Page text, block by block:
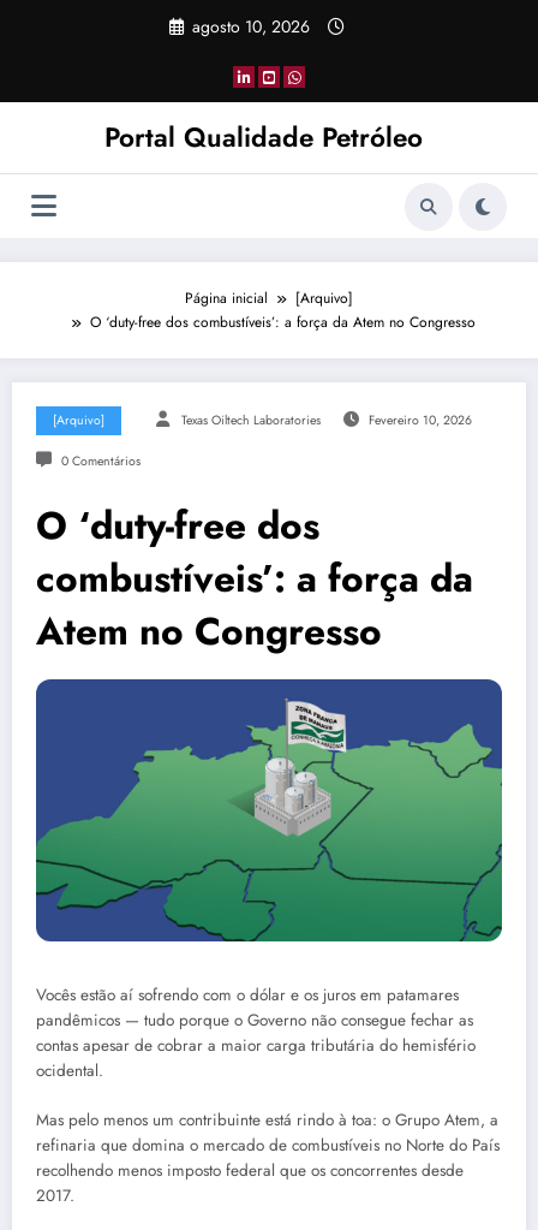
agosto 10, 2026
Portal Qualidade Petróleo
Página inicial
[Arquivo]
O ‘duty-free dos combustíveis’: a força da Atem no Congresso
[Arquivo] Texas Oiltech Laboratories Fevereiro 10, 2026
0 Comentários
O ‘duty-free dos
combustíveis’: a força da
Atem no Congresso
Vocês estão aí sofrendo com o dólar e os juros em patamares
pandêmicos — tudo porque o Governo não consegue fechar as
contas apesar de cobrar a maior carga tributária do hemisfério
ocidental.
Mas pelo menos um contribuinte está rindo à toa: o Grupo Atem, a
refinaria que domina o mercado de combustíveis no Norte do País
recolhendo menos imposto federal que os concorrentes desde
2017.